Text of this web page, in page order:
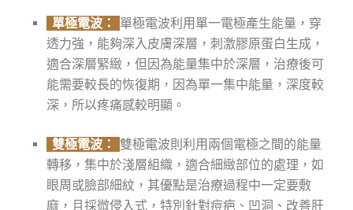
單極電波：
單極電波利用單一電極產生能量，穿
透力強，能夠深入皮膚深層，刺激膠原蛋白生成，
適合深層緊緻，但因為能量集中於深層，治療後可
能需要較長的恢復期，因為單一集中能量，深度較
深，所以疼痛感較明顯。
雙極電波：
雙極電波則利用兩個電極之間的能量
轉移，集中於淺層組織，適合細緻部位的處理，如
眼周或臉部細紋，其優點是治療過程中一定要敷
麻，且採微侵入式，特別針對痘疤、凹洞、改善肝